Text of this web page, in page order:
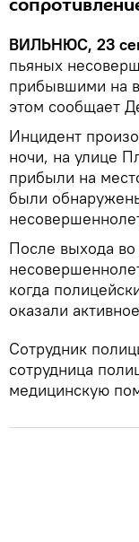
ВИЛЬНЮС, 23
пьяных
прибывшими на
этом сообщает
Инцидент
ночи, на улице
прибыли на
были
После выхода
когда
оказали
Сотрудник
сотрудница
медицинскую